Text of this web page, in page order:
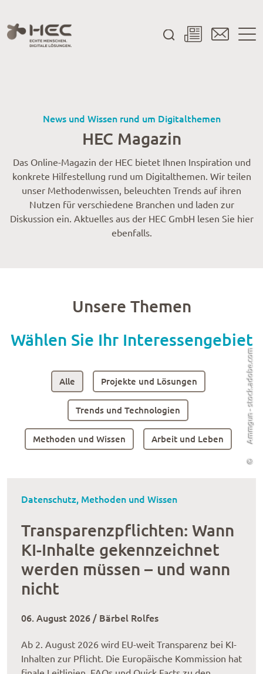
News und Wissen rund um Digitalthemen
HEC Magazin
Das Online-Magazin der HEC bietet Ihnen Inspiration und
konkrete Hilfestellung rund um Digitalthemen. Wir teilen
unser Methodenwissen, beleuchten Trends auf ihren
Nutzen für verschiedene Branchen und laden zur
Diskussion ein. Aktuelles aus der HEC GmbH lesen Sie hier
ebenfalls.
Unsere Themen
Wählen Sie Ihr Interessengebiet
Alle Projekte und Lösungen
Trends und Technologien
Methoden und Wissen Arbeit und Leben
©
Ammgun - stock.adobe.com
Datenschutz, Methoden und Wissen
Transparenzpflichten: Wann
KI-Inhalte gekennzeichnet
werden müssen – und wann
nicht
06. August 2026 / Bärbel Rolfes
Ab 2. August 2026 wird EU-weit Transparenz bei KI-
Inhalten zur Pflicht. Die Europäische Kommission hat